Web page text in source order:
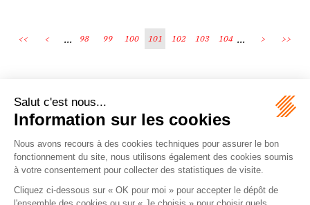
<< < ... 98 99 100 101 102 103 104 ... > >>
Écosystème
Carrières
Honoraires